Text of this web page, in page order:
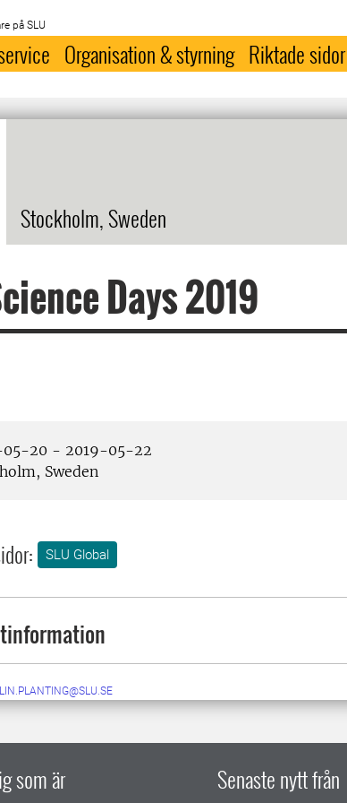
på SLU
Organisation & styrning Riktade sidor
Stockholm, Sweden
Days 2019
05-20 - 2019-05-22
Sweden
SLU Global
som är Senaste nytt från